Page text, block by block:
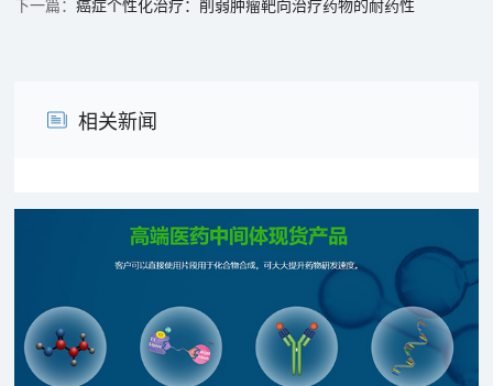
相关新闻